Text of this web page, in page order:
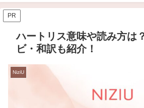
PR
ハートリス意味や読み方は
ビ・和訳も紹介！
NiziU